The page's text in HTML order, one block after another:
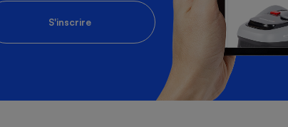
S'inscrire